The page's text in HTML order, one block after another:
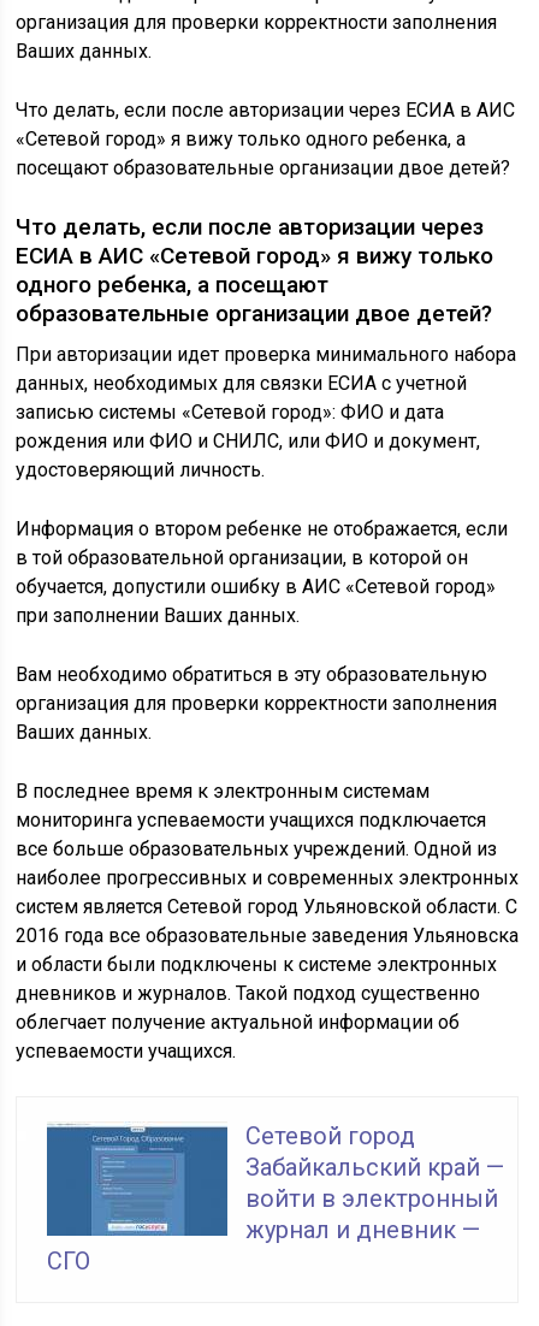
организация для проверки корректности заполнения
Ваших данных.
Что делать, если после авторизации через ЕСИА в АИС
«Сетевой город» я вижу только одного ребенка, а
посещают образовательные организации двое детей?
Что делать, если после авторизации через
ЕСИА в АИС «Сетевой город» я вижу только
одного ребенка, а посещают
образовательные организации двое детей?
При авторизации идет проверка минимального набора
данных, необходимых для связки ЕСИА с учетной
записью системы «Сетевой город»: ФИО и дата
рождения или ФИО и СНИЛС, или ФИО и документ,
удостоверяющий личность.
Информация о втором ребенке не отображается, если
в той образовательной организации, в которой он
обучается, допустили ошибку в АИС «Сетевой город»
при заполнении Ваших данных.
Вам необходимо обратиться в эту образовательную
организация для проверки корректности заполнения
Ваших данных.
В последнее время к электронным системам
мониторинга успеваемости учащихся подключается
все больше образовательных учреждений. Одной из
наиболее прогрессивных и современных электронных
систем является Сетевой город Ульяновской области. С
2016 года все образовательные заведения Ульяновска
и области были подключены к системе электронных
дневников и журналов. Такой подход существенно
облегчает получение актуальной информации об
успеваемости учащихся.
Сетевой город
Забайкальский край —
войти в электронный
журнал и дневник —
СГО